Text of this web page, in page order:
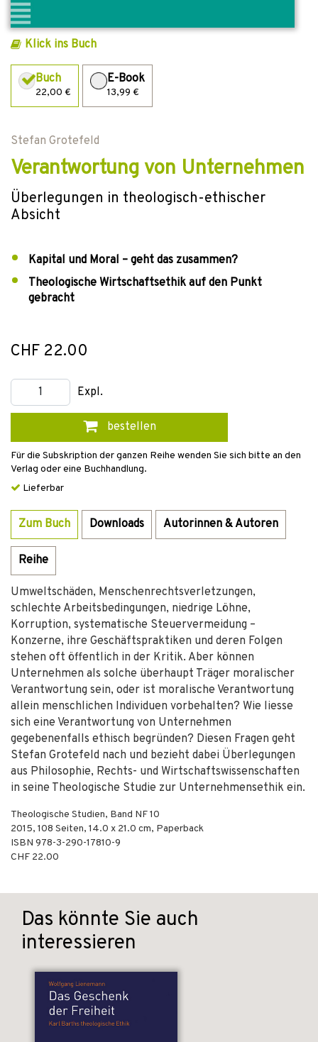
Klick ins Buch
Buch
22,00 €
E-Book
13,99 €
Stefan Grotefeld
Verantwortung von Unternehmen
Überlegungen in theologisch-ethischer
Absicht
Kapital und Moral – geht das zusammen?
Theologische Wirtschaftsethik auf den Punkt
gebracht
CHF 22.00
Expl.
bestellen
Für die Subskription der ganzen Reihe wenden Sie sich bitte an den
Verlag oder eine Buchhandlung.
Lieferbar
Zum Buch Downloads Autorinnen & Autoren
Reihe
Umweltschäden, Menschenrechtsverletzungen,
schlechte Arbeitsbedingungen, niedrige Löhne,
Korruption, systematische Steuervermeidung –
Konzerne, ihre Geschäftspraktiken und deren Folgen
stehen oft öffentlich in der Kritik. Aber können
Unternehmen als solche überhaupt Träger moralischer
Verantwortung sein, oder ist moralische Verantwortung
allein menschlichen Individuen vorbehalten? Wie liesse
sich eine Verantwortung von Unternehmen
gegebenenfalls ethisch begründen? Diesen Fragen geht
Stefan Grotefeld nach und bezieht dabei Überlegungen
aus Philosophie, Rechts- und Wirtschaftswissenschaften
in seine Theologische Studie zur Unternehmensethik ein.
Theologische Studien, Band NF 10
2015, 108 Seiten, 14.0 x 21.0 cm, Paperback
ISBN 978-3-290-17810-9
CHF 22.00
Das könnte Sie auch
interessieren